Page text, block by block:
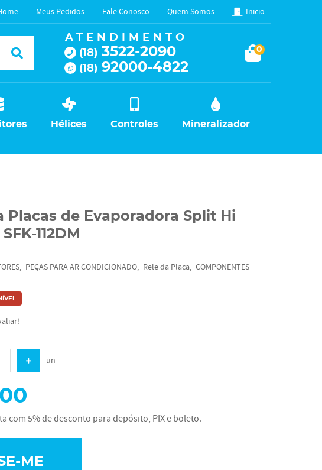
Meus Pedidos Fale Conosco Quem Somos Inicio
ATENDIMENTO
(18) 3522-2090
(18) 92000-4822
0
Hélices Controles Mineralizador
Placas de Evaporadora Split Hi
112DM
PEÇAS PARA AR CONDICIONADO Rele da Placa
COMPONENTES
un
com5%de desconto para depósito, PIX e boleto.
ME